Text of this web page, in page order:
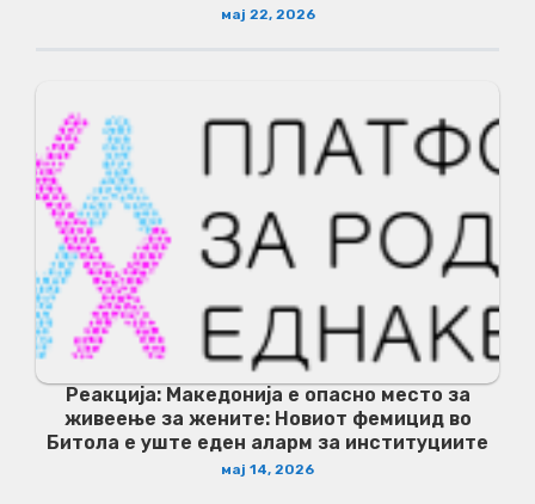
мај 22, 2026
Реакција: Македонија е опасно место за
живеење за жените: Новиот фемицид во
Битола е уште еден аларм за институциите
мај 14, 2026